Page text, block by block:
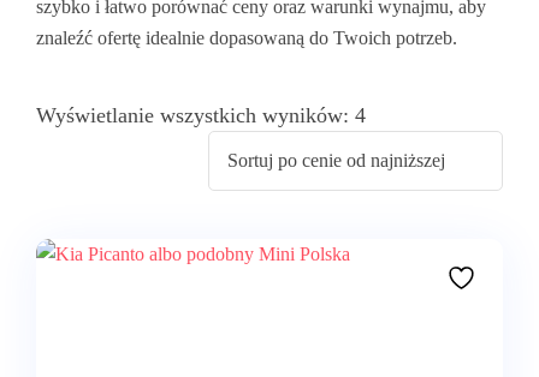
Gran Canaria
Rzeszów
szybko i łatwo porównać ceny oraz warunki wynajmu, aby
znaleźć ofertę idealnie dopasowaną do Twoich potrzeb.
Wyświetlanie wszystkich wyników: 4